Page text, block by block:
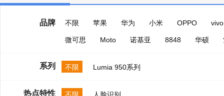
品牌 不限 苹果 华为 小米 OPPO vivo
微可思 Moto 诺基亚 8848 华硕
系列 不限 Lumia 950系列
热点特性